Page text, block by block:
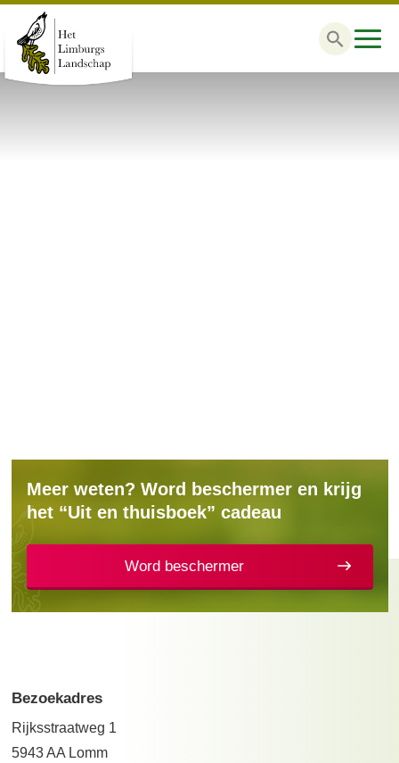
Zoek
Meer weten? Word beschermer en krijg
het “Uit en thuisboek” cadeau
Word beschermer
Bezoekadres
Rijksstraatweg 1
5943 AA Lomm